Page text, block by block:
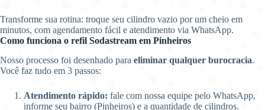
Transforme sua rotina: troque seu cilindro vazio por um cheio em
minutos, com agendamento fácil e atendimento via WhatsApp.
Como funciona o refil Sodastream em Pinheiros
Nosso processo foi desenhado para eliminar qualquer burocracia.
Você faz tudo em 3 passos:
Atendimento rápido: fale com nossa equipe pelo WhatsApp,
informe seu bairro (Pinheiros) e a quantidade de cilindros.